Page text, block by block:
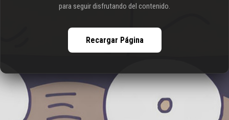
para seguir disfrutando del contenido.
Recargar Página